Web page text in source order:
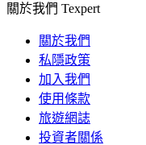
關於我們 Texpert
關於我們
私隱政策
加入我們
使用條款
旅遊網誌
投資者關係